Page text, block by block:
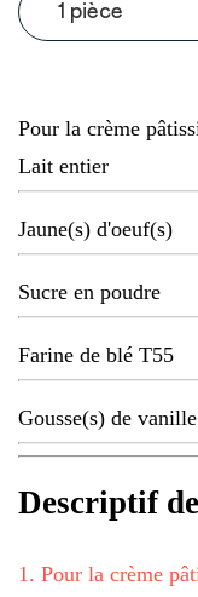
1 pièce
Pour la crème
Lait entier
Jaune(s) d'oeuf(s)
Sucre en poudre
Farine de blé T55
Gousse(s) de vanille
Descriptif
1 . Pour la crème